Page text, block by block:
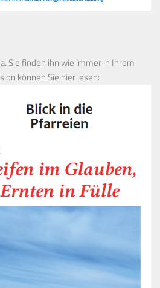
Sie finden ihn wie immer in Ihrem
können Sie hier lesen: